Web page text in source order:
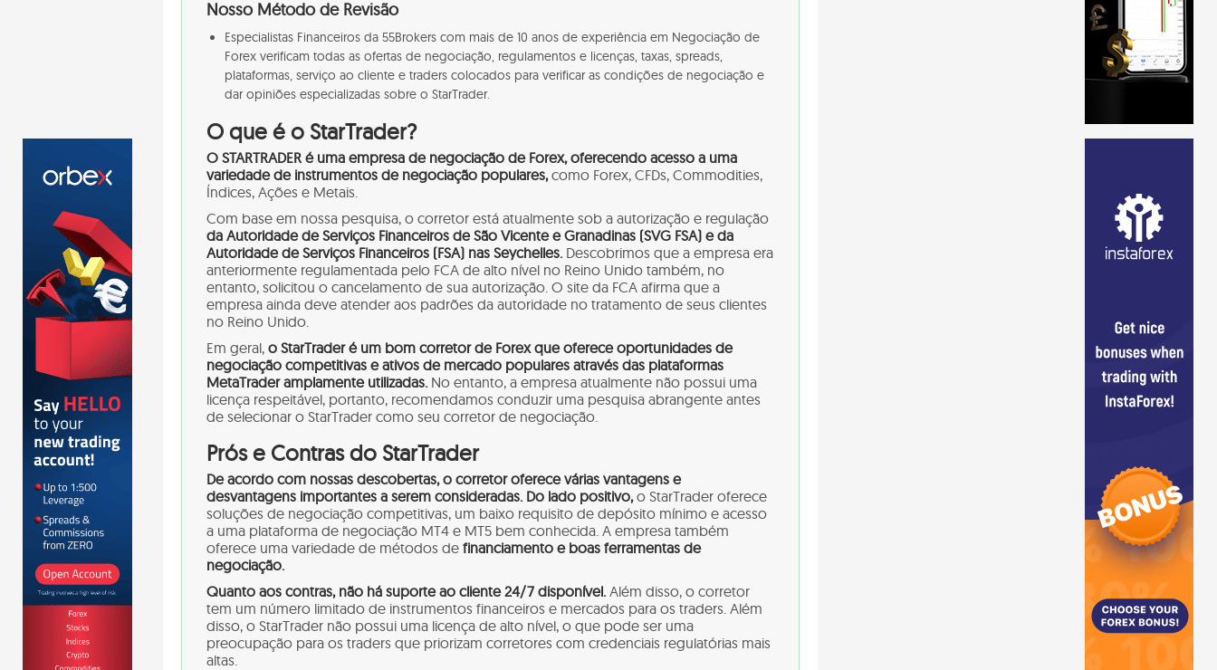
Nosso Método de Revisão
Especialistas Financeiros da 55Brokers com mais de 10 anos de experiência em Negociação de
Forex verificam todas as ofertas de negociação, regulamentos e licenças, taxas, spreads,
plataformas, serviço ao cliente e traders colocados para verificar as condições de negociação e
dar opiniões especializadas sobre o StarTrader.
O que é o StarTrader?
O STARTRADER é uma empresa de negociação de Forex, oferecendo acesso a uma
variedade de instrumentos de negociação populares,como Forex, CFDs, Commodities,
Índices, Ações e Metais.
Com base em nossa pesquisa, o corretor está atualmente sob a autorização e regulação
da Autoridade de Serviços Financeiros de São Vicente e Granadinas (SVG FSA) e da
Autoridade de Serviços Financeiros (FSA) nas Seychelles. Descobrimos que a empresa era
anteriormente regulamentada pelo FCA de alto nível no Reino Unido também, no
entanto, solicitou o cancelamento de sua autorização. O site da FCA afirma que a
empresa ainda deve atender aos padrões da autoridade no tratamento de seus clientes
no Reino Unido.
Em geral, o StarTrader é um bom corretor de Forex que oferece oportunidades de
negociação competitivas e ativos de mercado populares através das plataformas
MetaTrader amplamente utilizadas. No entanto, a empresa atualmente não possui uma
licença respeitável, portanto, recomendamos conduzir uma pesquisa abrangente antes
de selecionar o StarTrader como seu corretor de negociação.
Prós e Contras do StarTrader
De acordo com nossas descobertas, o corretor oferece várias vantagens e
desvantagens importantes a serem consideradas. Do lado positivo,o StarTrader oferece
soluções de negociação competitivas, um baixo requisito de depósito mínimo e acesso
a uma plataforma de negociação MT4 e MT5 bem conhecida. A empresa também
oferece uma variedade de métodos de financiamento e boas ferramentas de
negociação.
Quanto aos contras, não há suporte ao cliente 24/7 disponível. Além disso, o corretor
tem um número limitado de instrumentos financeiros e mercados para os traders. Além
disso, o StarTrader não possui uma licença de alto nível, o que pode ser uma
preocupação para os traders que priorizam corretores com credenciais regulatórias mais
altas.